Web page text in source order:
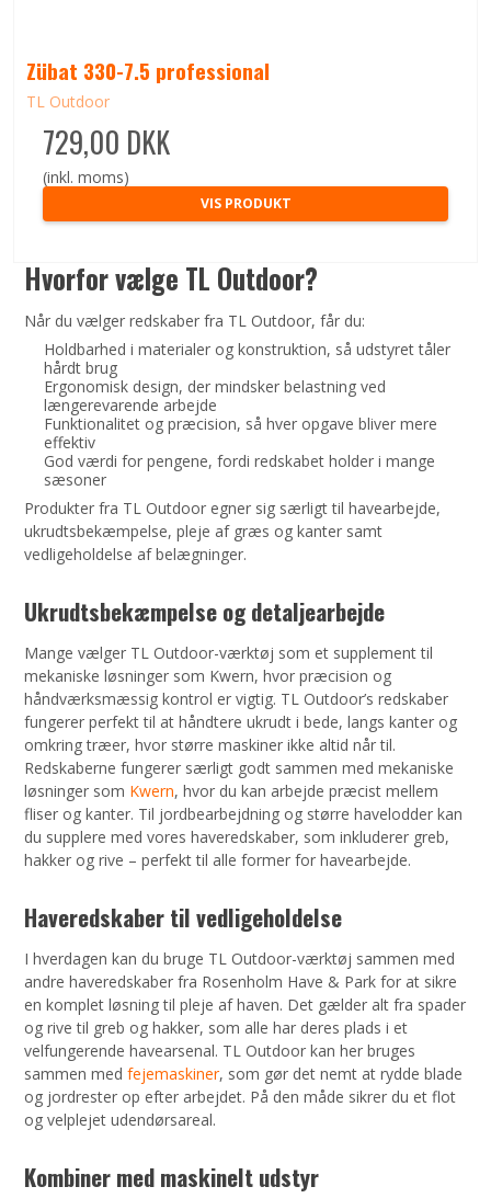
Zübat 330-7.5 professional
TL Outdoor
729,00 DKK
(inkl. moms)
VIS PRODUKT
Hvorfor vælge TL Outdoor?
Når du vælger redskaber fra TL Outdoor, får du:
Holdbarhed i materialer og konstruktion, så udstyret tåler
hårdt brug
Ergonomisk design, der mindsker belastning ved
længerevarende arbejde
Funktionalitet og præcision, så hver opgave bliver mere
effektiv
God værdi for pengene, fordi redskabet holder i mange
sæsoner
Produkter fra TL Outdoor egner sig særligt til havearbejde,
ukrudtsbekæmpelse, pleje af græs og kanter samt
vedligeholdelse af belægninger.
Ukrudtsbekæmpelse og detaljearbejde
Mange vælger TL Outdoor-værktøj som et supplement til
mekaniske løsninger som Kwern, hvor præcision og
håndværksmæssig kontrol er vigtig. TL Outdoor’s redskaber
fungerer perfekt til at håndtere ukrudt i bede, langs kanter og
omkring træer, hvor større maskiner ikke altid når til.
Redskaberne fungerer særligt godt sammen med mekaniske
løsninger som Kwern, hvor du kan arbejde præcist mellem
fliser og kanter. Til jordbearbejdning og større havelodder kan
du supplere med vores haveredskaber, som inkluderer greb,
hakker og rive – perfekt til alle former for havearbejde.
Haveredskaber til vedligeholdelse
I hverdagen kan du bruge TL Outdoor-værktøj sammen med
andre haveredskaber fra Rosenholm Have & Park for at sikre
en komplet løsning til pleje af haven. Det gælder alt fra spader
og rive til greb og hakker, som alle har deres plads i et
velfungerende havearsenal. TL Outdoor kan her bruges
sammen medfejemaskiner, som gør det nemt at rydde blade
og jordrester op efter arbejdet. På den måde sikrer du et flot
og velplejet udendørsareal.
Kombiner med maskinelt udstyr